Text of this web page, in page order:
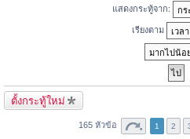
แสดงกระทู้จาก:
เรียงตาม
ตั้งกระทู้ใหม่
165 หัวข้อ 1 2